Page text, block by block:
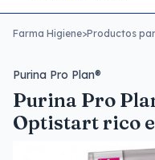
Farma Higiene>Productos
Purina Pro Plan®
Purina Pro
Optistart rico